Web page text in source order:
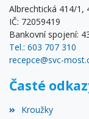
Albrechtická 414/1,
IČ: 72059419
Bankovní spojení:
Tel.: 603 707 310
recepce@svc-
Časté
Kroužky